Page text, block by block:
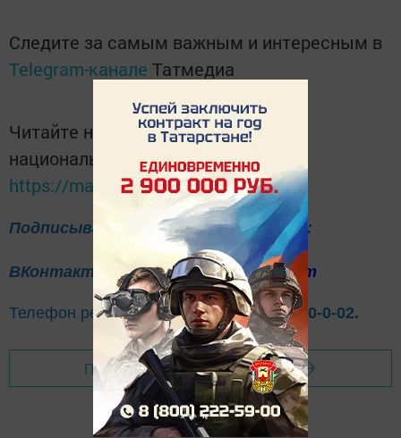
Следите за самым важным и интересным в
Telegram-канале Татмедиа
Читайте новости Татарстана в
национальном мессенджере MАХ:
https://max.ru/tatmedia
Подписывайтесь на нас в соцсетях:
ВКонтакте Одноклассники Telegram
Телефон рекламного отдела8(843)47-30-0-02.
Перейти на страницу новости